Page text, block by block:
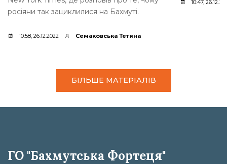
росіяни так зациклилися на Бахмуті.
10:58, 26.12.2022 Семаковська Тетяна
10:47,
БІЛЬШЕ МАТЕРІАЛІВ
ГО "Бахмутська Фортеця"